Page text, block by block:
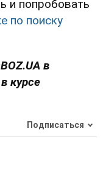
и попробовать
по поиску
в
курсе
Подписаться